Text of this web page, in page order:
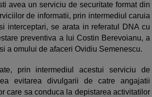
avea un serviciu de securitate format din
de informatii, prin intermediul caruia
interceptari, se arata in referatul DNA cu
preventiva a lui Costin Berevoianu, a
a omului de afaceri Ovidiu Semenescu.
prin intermediul acestui serviciu de
evitarea divulgarii de catre angajatii
care sa conduca la depistarea activitatilor